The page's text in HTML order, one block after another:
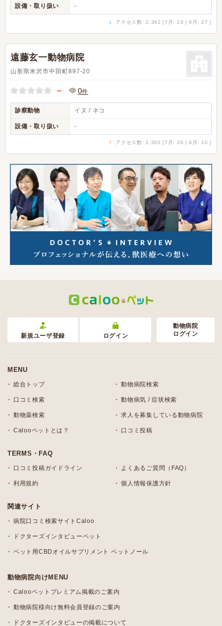
設備・取り扱い -
↓ アクセス数: 2,392 [7月: 23 | 6月: 27 ]
遠藤玄一動物病院
山形県米沢市中田町897-20
－ 0件
診察動物 イヌ / ネコ
設備・取り扱い -
↑ アクセス数: 1,302 [7月: 20 | 6月: 10 ]
新規ユーザ登録 ログイン
動物病院
ログイン
MENU
総合トップ 動物病院検索
口コミ検索 動物病気 / 症状検索
動物薬検索 求人を募集している動物病院
Calooペットとは？ 口コミ投稿
TERMS・FAQ
口コミ投稿ガイドライン よくあるご質問（FAQ）
利用規約 個人情報保護方針
関連サイト
病院口コミ検索サイトCaloo
ドクターズインタビューペット
ペット用CBDオイルサプリメント ペットノール
動物病院向けMENU
Calooペットプレミアム掲載のご案内
動物病院様向け無料会員登録のご案内
ドクターズインタビューの掲載について